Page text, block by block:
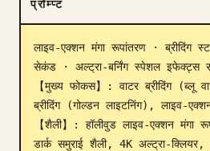
प्रॉम्प्ट
लाइव-एक्शन मंगा रूपांतरण · ब्रीदिंग
सेकंड · अल्ट्रा-बर्निंग स्पेशल इफेक्ट्स
【मुख्य फोकस】: वाटर ब्रीदिंग (ब्लू
ब्रीदिंग (गोल्डन लाइटनिंग), लाइव-
【शैली】: हॉलीवुड लाइव-एक्शन मंगा
डार्क समुराई शैली, 4K अल्ट्रा-